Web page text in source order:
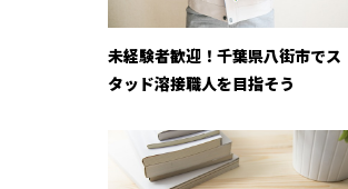
未経験者歓迎！千葉県八街市でス
タッド溶接職人を目指そう